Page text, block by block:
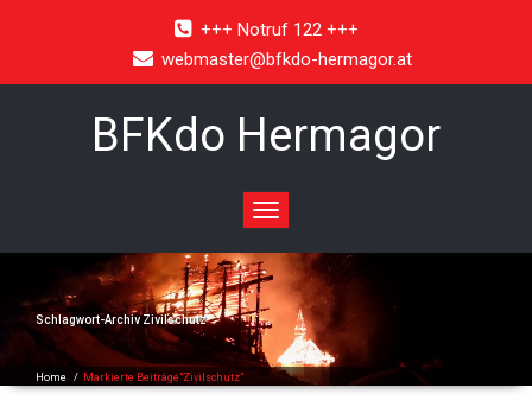
+++ Notruf 122 +++
webmaster@bfkdo-hermagor.at
BFKdo Hermagor
Toggle
navigation
Schlagwort-ArchivZivilschutz
Home / Markierte Beiträge"Zivilschutz"